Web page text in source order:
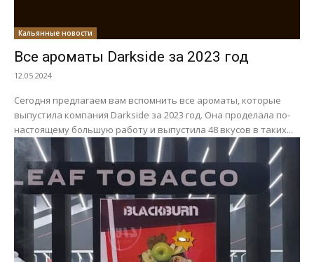
Кальянные новости
Все ароматы Darkside за 2023 год
12.05.2024
Сегодня предлагаем вам вспомнить все ароматы, которые
выпустила компания Darkside за 2023 год. Она проделала по-
настоящему большую работу и выпустила 48 вкусов в таких...